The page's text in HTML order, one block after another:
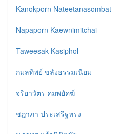
Kanokporn Nateetanasombat
Napaporn Kaewnimitchai
Taweesak Kasiphol
กมลทิพย์ ขลังธรรมเนียม
จริยาวัตร คมพยัคฆ์
ชฎาภา ประเสริฐทรง